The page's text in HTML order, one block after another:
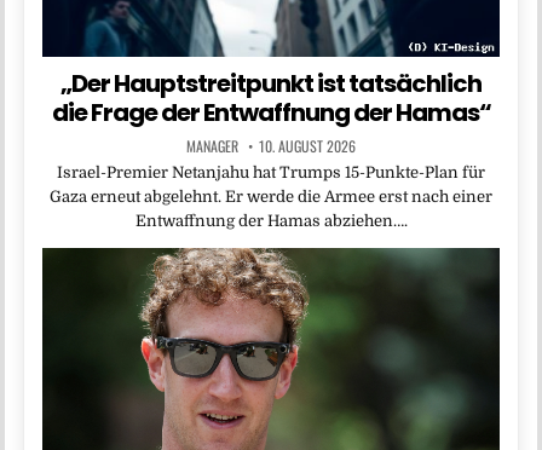
„Der Hauptstreitpunkt ist tatsächlich
die Frage der Entwaffnung der Hamas“
MANAGER 10. AUGUST 2026
Israel-Premier Netanjahu hat Trumps 15-Punkte-Plan für
Gaza erneut abgelehnt. Er werde die Armee erst nach einer
Entwaffnung der Hamas abziehen….